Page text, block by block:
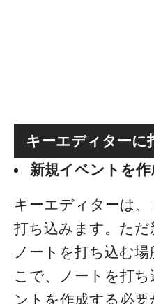
キーエディターに
新規イベントを作
キーエディターは
打ち込みます。ただ
ノートを打ち込む
こで、ノートを打
ントを作成する必要